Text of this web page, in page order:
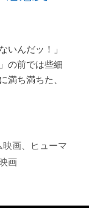
いんだッ！」
の前では些細
満ち満ちた、
映画、
ヒューマ
画